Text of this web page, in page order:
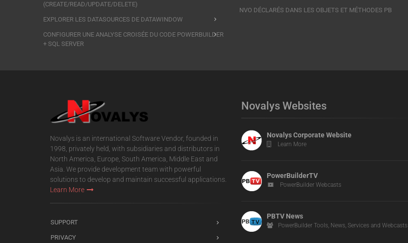
(CREATE/READ/UPDATE/DELETE)
EXPLORER LES DATASOURCES DE DATAWINDOW
CONFIGURER UNE ANALYSE CROISÉE DU CODE POWERBUILDER
+ SQL SERVER
NVO DÉCLARÉS DANS LES OBJETS ET MÉTHODES PB
Novalys is an international Software Vendor, founded in
1998, privately held, with subsidiaries and distributors in
North America, Europe, South America, Middle East and
Asia. We provide development team with powerful
solutions to develop and maintain successful applications.
Learn More
SUPPORT
PRIVACY
Novalys Websites
Novalys Corporate Website
Learn More
PowerBuilderTV
PowerBuilder Webcasts
PBTV News
PowerBuilder Tools, News, Services and Webcasts